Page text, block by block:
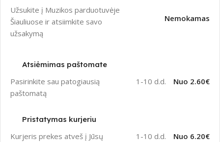
Užsukite į Muzikos parduotuvėje
Šiauliuose ir atsiimkite savo
užsakymą
Nemokamas
Atsiėmimas paštomate
Pasirinkite sau patogiausią
paštomatą
1-10 d.d. Nuo 2.60€
Pristatymas kurjeriu
Kurjeris prekes atveš į Jūsų
1-10 d.d. Nuo 6.20€